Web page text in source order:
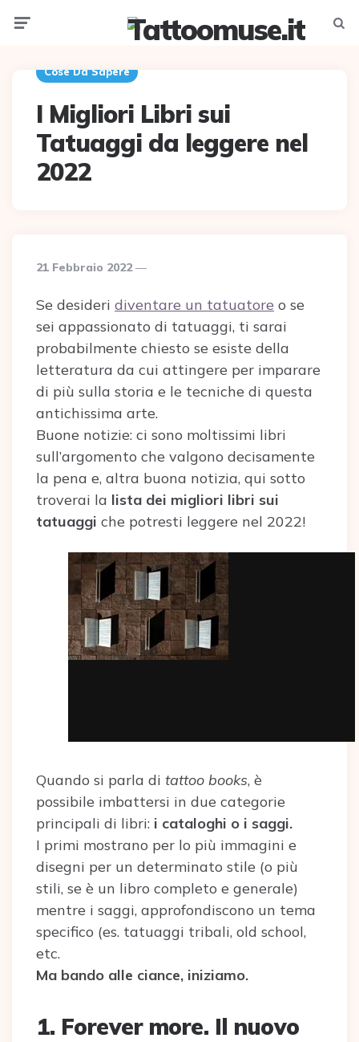
Cose Da Sapere
I Migliori Libri sui
Tatuaggi da leggere nel
2022
21 Febbraio 2022
Se desideri diventare un tatuatore o se
sei appassionato di tatuaggi, ti sarai
probabilmente chiesto se esiste della
letteratura da cui attingere per imparare
di più sulla storia e le tecniche di questa
antichissima arte.
Buone notizie: ci sono moltissimi libri
sull’argomento che valgono decisamente
la pena e, altra buona notizia, qui sotto
troverai la lista dei migliori libri sui
tatuaggi che potresti leggere nel 2022!
Quando si parla di tattoo books, è
possibile imbattersi in due categorie
principali di libri: i cataloghi o i saggi.
I primi mostrano per lo più immagini e
disegni per un determinato stile (o più
stili, se è un libro completo e generale)
mentre i saggi, approfondiscono un tema
specifico (es. tatuaggi tribali, old school,
etc.
Ma bando alle ciance, iniziamo.
1. Forever more. Il nuovo